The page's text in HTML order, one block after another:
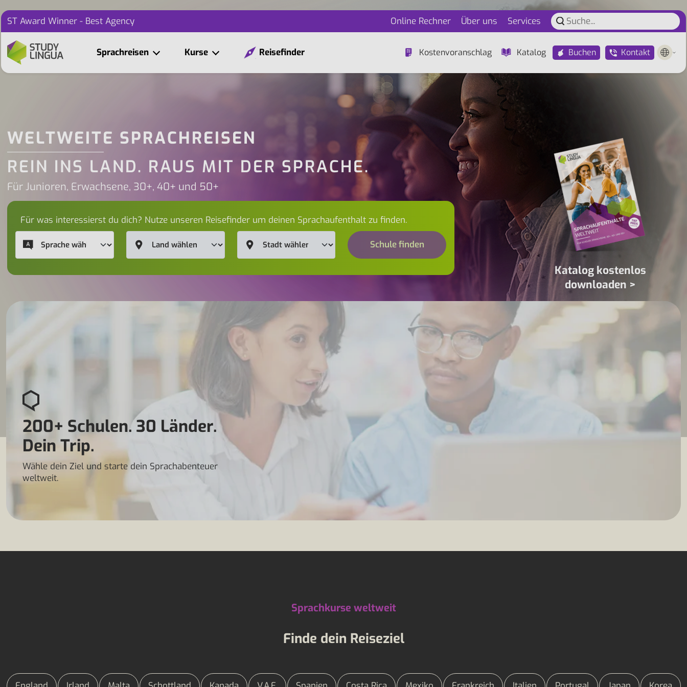
ST Award Winner - Best Agency Online Rechner Über uns Services
Sprachreisen Kurse Reisefinder Kostenvoranschlag Katalog Buchen Kontakt
WELTWEITE SPRACHREISEN
REIN INS LAND. RAUS MIT DER SPRACHE.
Für Junioren, Erwachsene, 30+, 40+ und 50+
Für was interessierst du dich? Nutze unseren Reisefinder um deinen Sprachaufenthalt zu finden.
Schule finden
Katalog kostenlos
downloaden >
200+ Schulen. 30 Länder.
Dein Trip.
Wähle dein Ziel und starte dein Sprachabenteuer
weltweit.
Sprachkurse weltweit
Finde dein Reiseziel